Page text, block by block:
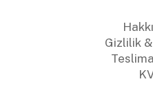
Gizlilik